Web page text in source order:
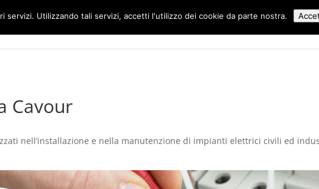
Home Impianti Elettrici Roma Lavori
Cavour
nell’installazione e nella manutenzione di impianti elettrici civili ed
servizi. Utilizzando tali servizi, accetti l'utilizzo dei cookie da parte nostra.